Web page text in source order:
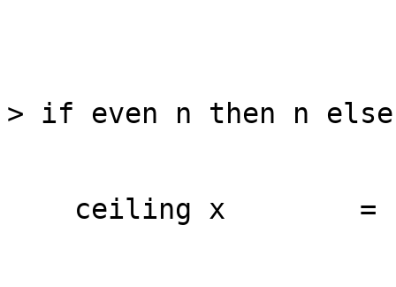
> if even n then n else
ceiling x = if r